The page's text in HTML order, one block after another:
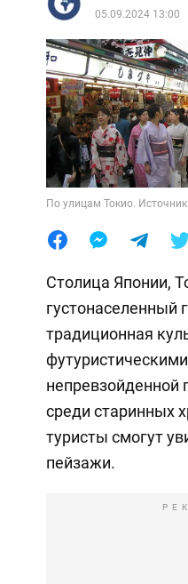
Африка
Жизнь
Лайфхаки
05.09.2024 13:00
По улицам Токио.
Столица Японии,
густонаселенный
традиционная
непревзойденной
среди старинных
туристы смогут
пейзажи.